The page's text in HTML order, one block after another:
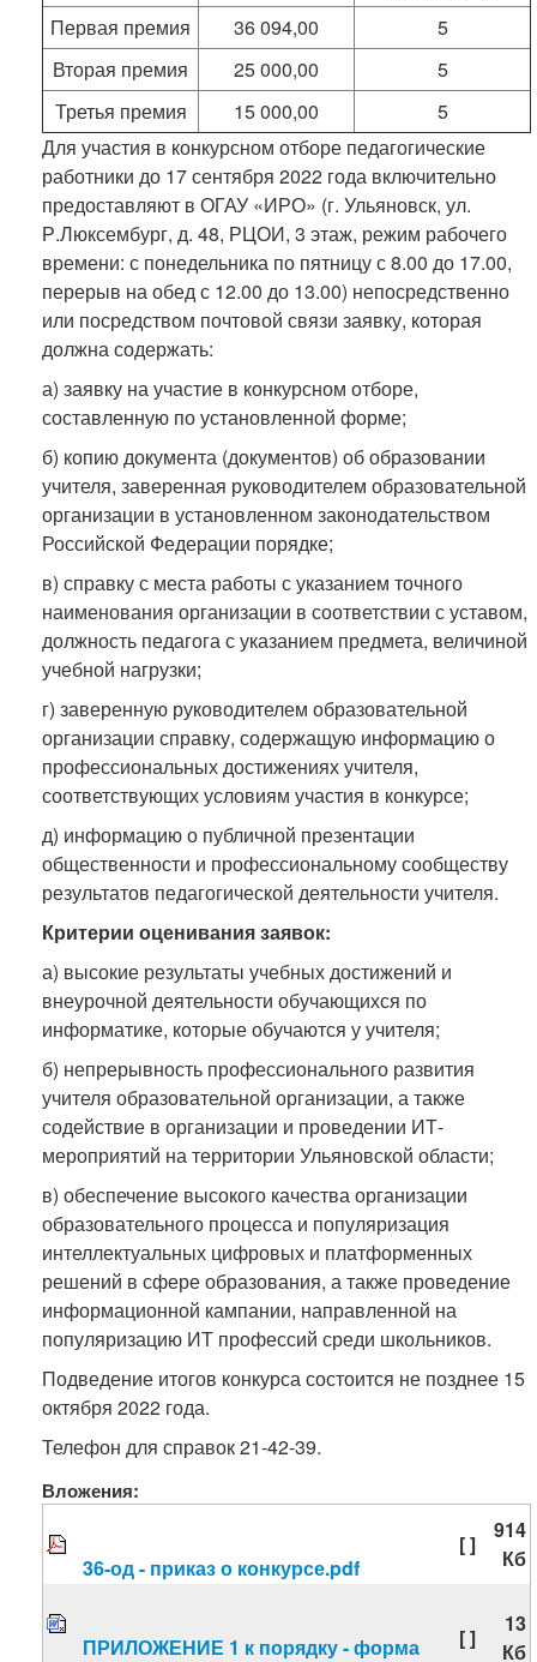
Первая премия
36 094,00
5
Вторая премия
25 000,00
5
Третья премия
15 000,00
5
Для участия в конкурсном отборе педагогические
работники до 17 сентября 2022 года включительно
предоставляют в ОГАУ «ИРО» (г. Ульяновск, ул.
Р.Люксембург, д. 48, РЦОИ, 3 этаж, режим рабочего
времени: с понедельника по пятницу с 8.00 до 17.00,
перерыв на обед с 12.00 до 13.00) непосредственно
или посредством почтовой связи заявку, которая
должна содержать:
а) заявку на участие в конкурсном отборе,
составленную по установленной форме;
б) копию документа (документов) об образовании
учителя, заверенная руководителем образовательной
организации в установленном законодательством
Российской Федерации порядке;
в) справку с места работы с указанием точного
наименования организации в соответствии с уставом,
должность педагога с указанием предмета, величиной
учебной нагрузки;
г) заверенную руководителем образовательной
организации справку, содержащую информацию о
профессиональных достижениях учителя,
соответствующих условиям участия в конкурсе;
д) информацию о публичной презентации
общественности и профессиональному сообществу
результатов педагогической деятельности учителя.
Критерии оценивания заявок:
а) высокие результаты учебных достижений и
внеурочной деятельности обучающихся по
информатике, которые обучаются у учителя;
б) непрерывность профессионального развития
учителя образовательной организации, а также
содействие в организации и проведении ИТ-
мероприятий на территории Ульяновской области;
в) обеспечение высокого качества организации
образовательного процесса и популяризация
интеллектуальных цифровых и платформенных
решений в сфере образования, а также проведение
информационной кампании, направленной на
популяризацию ИТ профессий среди школьников.
Подведение итогов конкурса состоится не позднее 15
октября 2022 года.
Телефон для справок 21-42-39.
Вложения:
36-од - приказ о конкурсе.pdf
[ ]
914
Кб
ПРИЛОЖЕНИЕ 1 к порядку - форма
[ ]
13
Кб